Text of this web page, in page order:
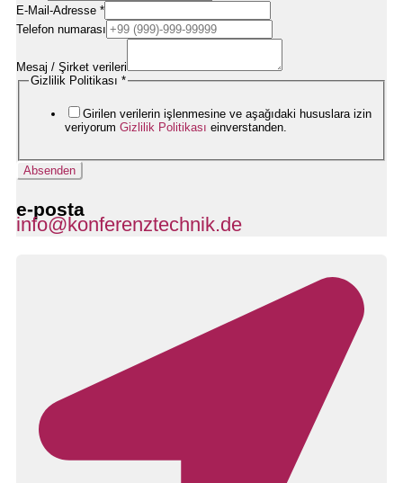
E-Mail-Adresse *
Telefon numarası
Mesaj / Şirket verileri
E-
Firmendaten
Gizlilik Politikası *
Girilen verilerin işlenmesine ve aşağıdaki hususlara izin
veriyorum Gizlilik Politikası einverstanden.
Absenden
e-posta
info@konferenztechnik.de